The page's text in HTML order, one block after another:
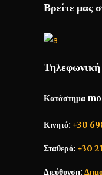
Βρείτε μας
Τηλεφωνική
Κατάστημα
Κινητό: +30
Σταθερό: +30
Διεύθυνση: